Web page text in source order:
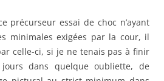
précurseur essai de choc n’ayant
minimales exigées par la cour, il
celle-ci, si je ne tenais pas à finir
dans quelque oubliette, de